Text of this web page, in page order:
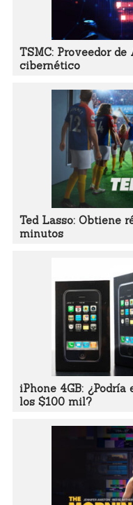
TSMC: Proveedor
cibernético
Ted Lasso: Obtiene
minutos
iPhone 4GB:
los $100 mil?